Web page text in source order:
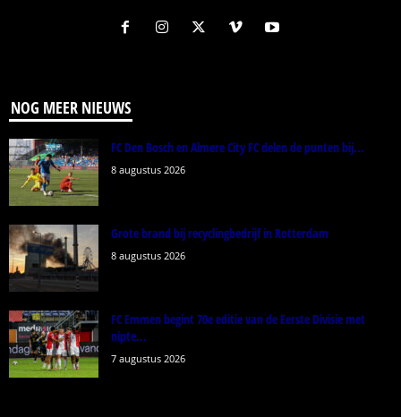
NOG MEER NIEUWS
FC Den Bosch en Almere City FC delen de punten bij...
8 augustus 2026
Grote brand bij recyclingbedrijf in Rotterdam
8 augustus 2026
FC Emmen begint 70e editie van de Eerste Divisie met
nipte...
7 augustus 2026